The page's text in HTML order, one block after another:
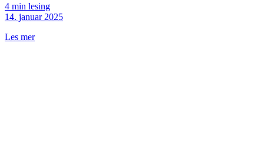
4 min lesing
14. januar 2025
Les mer